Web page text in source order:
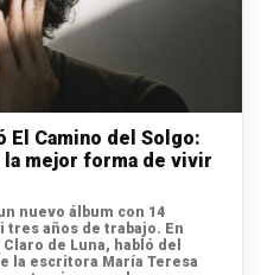
El Camino del Solgo:
mejor forma de vivir
nuevo álbum con 14
años de trabajo. En
de Luna, habló del
la escritora María Teresa